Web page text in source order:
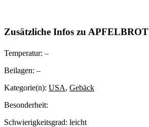
Zusätzliche Infos zu APFELBROT
Temperatur: –
Beilagen: –
Kategorie(n): USA, Gebäck
Besonderheit:
Schwierigkeitsgrad: leicht